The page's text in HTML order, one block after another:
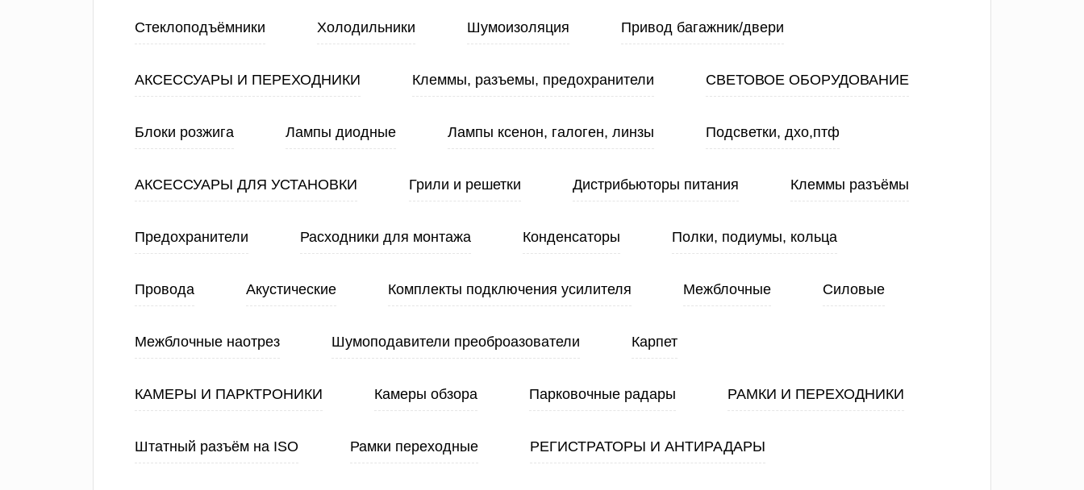
Стеклоподъёмники Холодильники Шумоизоляция Привод багажник/двери
АКСЕССУАРЫ И ПЕРЕХОДНИКИ Клеммы, разъемы, предохранители СВЕТОВОЕ ОБОРУДОВАНИЕ
Блоки розжига Лампы диодные Лампы ксенон, галоген, линзы Подсветки, дхо,птф
АКСЕССУАРЫ ДЛЯ УСТАНОВКИ Грили и решетки Дистрибьюторы питания Клеммы разъёмы
Предохранители Расходники для монтажа Конденсаторы Полки, подиумы, кольца
Провода Акустические Комплекты подключения усилителя Межблочные Силовые
Межблочные наотрез Шумоподавители преоброазователи Карпет
КАМЕРЫ И ПАРКТРОНИКИ Камеры обзора Парковочные радары РАМКИ И ПЕРЕХОДНИКИ
Штатный разъём на ISO Рамки переходные РЕГИСТРАТОРЫ И АНТИРАДАРЫ